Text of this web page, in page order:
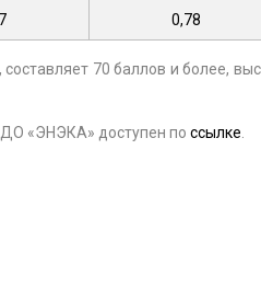
0,78
70 баллов и более,
«ЭНЭКА» доступен по ссылке